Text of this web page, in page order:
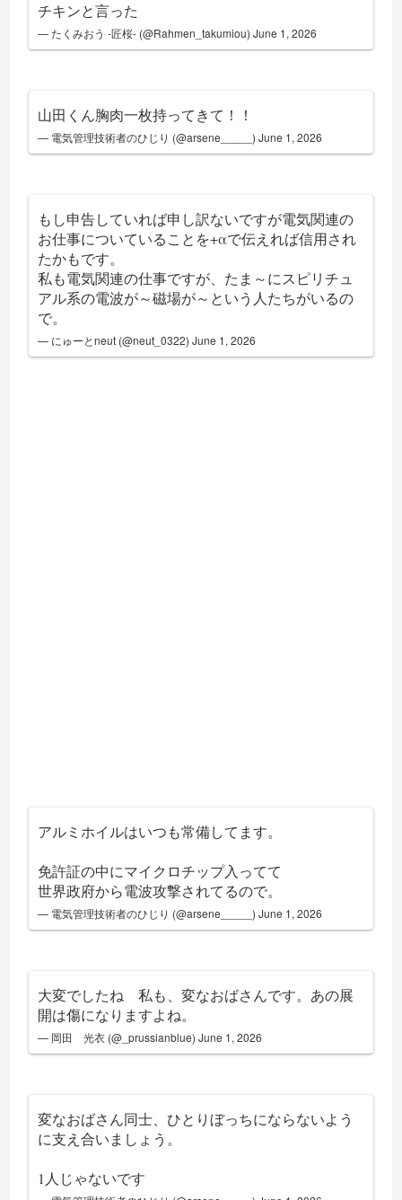
チキンと言った
— たくみおう -匠桜- (@Rahmen_takumiou)June 1, 2026
山田くん胸肉一枚持ってきて！！
— 電気管理技術者のひじり (@arsene_____)June 1, 2026
もし申告していれば申し訳ないですが電気関連の
お仕事についていることを+αで伝えれば信用され
たかもです。
私も電気関連の仕事ですが、たま～にスピリチュ
アル系の電波が～磁場が～という人たちがいるの
で。
— にゅーとneut (@neut_0322)June 1, 2026
アルミホイルはいつも常備してます。
免許証の中にマイクロチップ入ってて
世界政府から電波攻撃されてるので。
— 電気管理技術者のひじり (@arsene_____)June 1, 2026
大変でしたね 私も、変なおばさんです。あの展
開は傷になりますよね。
— 岡田 光衣 (@_prussianblue)June 1, 2026
変なおばさん同士、ひとりぼっちにならないよう
に支え合いましょう。
1人じゃないです